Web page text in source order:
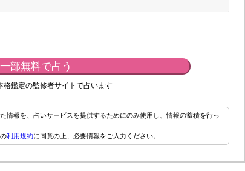
一部無料で占う
格鑑定の監修者サイトで占います
情報を、占いサービスを提供するためにのみ使用し、情報の蓄積を行っ
利用規約に同意の上、必要情報をご入力ください。